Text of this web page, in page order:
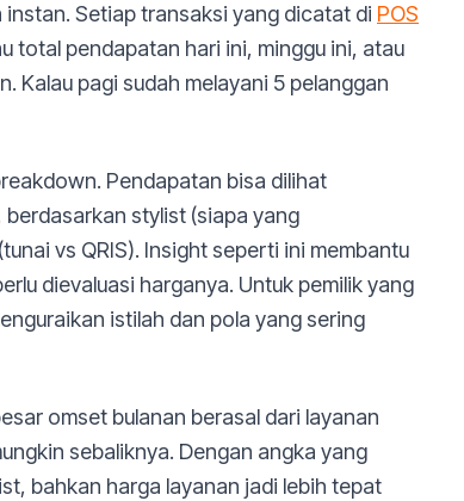
Setiap transaksi yang dicatat di POS
total pendapatan hari ini, minggu ini, atau
Kalau pagi sudah melayani 5 pelanggan
Pendapatan bisa dilihat
stylist (siapa yang
vs QRIS). Insight seperti ini membantu
dievaluasi harganya. Untuk pemilik yang
istilah dan pola yang sering
omset bulanan berasal dari layanan
sebaliknya. Dengan angka yang
bahkan harga layanan jadi lebih tepat